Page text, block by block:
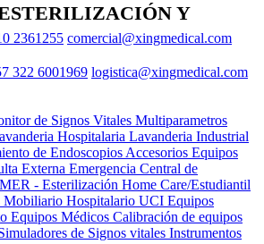
Y
2361255 comercial@xingmedical.com
322 6001969 logistica@xingmedical.com
de Signos Vitales Multiparametros
Hospitalaria Lavanderia Industrial
de Endoscopios Accesorios Equipos
Externa Emergencia Central de
- Esterilización Home Care/Estudiantil
Mobiliario Hospitalario UCI Equipos
Equipos Médicos Calibración de equipos
de Signos vitales Instrumentos